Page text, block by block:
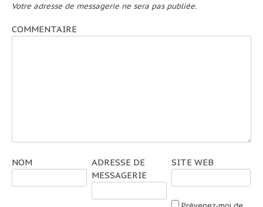
Votre adresse de messagerie ne sera pas publiée.
COMMENTAIRE
NOM
ADRESSE DE
MESSAGERIE
SITE WEB